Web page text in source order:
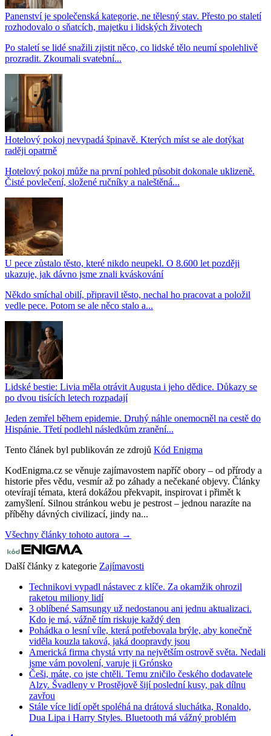
Panenství je společenská kategorie, ne tělesný stav. Přesto po staletí
rozhodovalo o sňatcích, majetku i lidských životech
Po staletí se lidé snažili zjistit něco, co lidské tělo neumí spolehlivě
prozradit. Zkoumali svatební...
Hotelový pokoj nevypadá špinavě. Kterých míst se ale dotýkat
raději opatrně
Hotelový pokoj může na první pohled působit dokonale uklizeně.
Čisté povlečení, složené ručníky a naleštěná...
U pece zůstalo těsto, které nikdo neupekl. O 8.600 let později
ukazuje, jak dávno jsme znali kváskování
Někdo smíchal obilí, připravil těsto, nechal ho pracovat a položil
vedle pece. Potom se ale něco stalo a...
Lidské bestie: Livia měla otrávit Augusta i jeho dědice. Důkazy se
po dvou tisících letech rozpadají
Jeden zemřel během epidemie. Druhý náhle onemocněl na cestě do
Hispánie. Třetí podlehl následkům zranění...
Tento článek byl publikován ze zdrojů Kód Enigma
KodEnigma.cz se věnuje zajímavostem napříč obory – od přírody a
historie přes vědu, vesmír až po záhady a nečekané objevy. Články
otevírají témata, která dokážou překvapit, inspirovat i přimět k
zamyšlení. Silnou stránkou webu je pestrost – jednou narazíte na
příběhy dávných civilizací, jindy na...
Všechny články tohoto autora →
Další články z kategorie Zajímavosti
Technikovi vypadl nástavec z klíče. Za okamžik ohrozil
raketou miliony lidí
3 oblíbené Samsungy už nedostanou ani jednu aktualizaci.
Kdo je má, vážně tím riskuje každý den
Pohádka o lesní víle, která potřebovala brýle, aby konečně
viděla kouzla taková, jaká doopravdy jsou
Americká firma chystá vrty na největším ostrově světa. Nedali
jsme vám povolení, varuje ji Grónsko
Češi, máte, co jste chtěli. Temu zničilo českého dodavatele
Alzy. Švadleny v Prostějově šijí poslední kusy, pak dílnu
zavřou
Stále více lidí opět spoléhá na drátová sluchátka, Ronaldo,
Dua Lipa i Harry Styles. Bluetooth má vážný problém